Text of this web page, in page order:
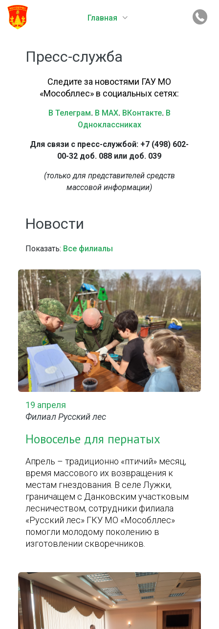
Главная
Пресс-служба
Следите за новостями ГАУ МО
«Мособллес» в социальных сетях:
В Телеграм. В MAX. ВКонтакте. В
Одноклассниках
Для связи с пресс-службой: +7 (498) 602-
00-32 доб. 088 или доб. 039
(только для представителей средств
массовой информации)
Новости
Показать: Все филиалы
19 апреля
Филиал Русский лес
Новоселье для пернатых
Апрель – традиционно «птичий» месяц,
время массового их возвращения к
местам гнездования. В селе Лужки,
граничащем с Данковским участковым
лесничеством, сотрудники филиала
«Русский лес» ГКУ МО «Мособллес»
помогли молодому поколению в
изготовлении скворечников.